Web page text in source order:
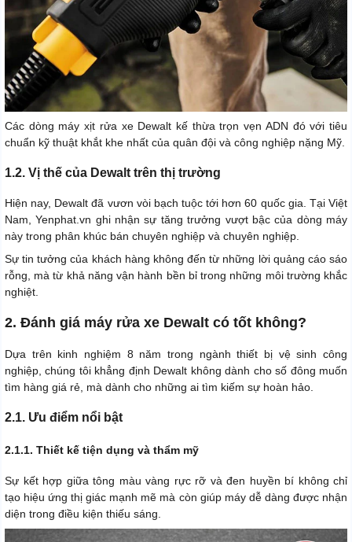
Các dòng máy xịt rửa xe Dewalt kế thừa trọn vẹn ADN đó với tiêu
chuẩn kỹ thuật khắt khe nhất của quân đội và công nghiệp nặng Mỹ.
1.2. Vị thế của Dewalt trên thị trường
Hiện nay, Dewalt đã vươn vòi bạch tuộc tới hơn 60 quốc gia. Tại Việt
Nam, Yenphat.vn ghi nhận sự tăng trưởng vượt bậc của dòng máy
này trong phân khúc bán chuyên nghiệp và chuyên nghiệp.
Sự tin tưởng của khách hàng không đến từ những lời quảng cáo sáo
rỗng, mà từ khả năng vận hành bền bỉ trong những môi trường khắc
nghiệt.
2. Đánh giá máy rửa xe Dewalt có tốt không?
Dựa trên kinh nghiệm 8 năm trong ngành thiết bị vệ sinh công
nghiệp, chúng tôi khẳng định Dewalt không dành cho số đông muốn
tìm hàng giá rẻ, mà dành cho những ai tìm kiếm sự hoàn hảo.
2.1. Ưu điểm nổi bật
2.1.1. Thiết kế tiện dụng và thẩm mỹ
Sự kết hợp giữa tông màu vàng rực rỡ và đen huyền bí không chỉ
tạo hiệu ứng thị giác mạnh mẽ mà còn giúp máy dễ dàng được nhận
diện trong điều kiện thiếu sáng.